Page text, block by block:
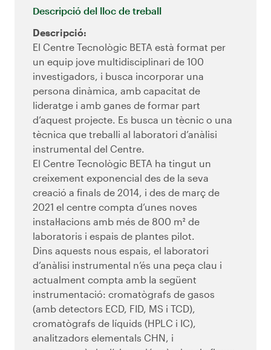
Descripció del lloc de treball
Descripció:
El Centre Tecnològic BETA està format per
un equip jove multidisciplinari de 100
investigadors, i busca incorporar una
persona dinàmica, amb capacitat de
lideratge i amb ganes de formar part
d’aquest projecte. Es busca un tècnic o una
tècnica que treballi al laboratori d’anàlisi
instrumental del Centre.
El Centre Tecnològic BETA ha tingut un
creixement exponencial des de la seva
creació a finals de 2014, i des de març de
2021 el centre compta d’unes noves
instal·lacions amb més de 800 m² de
laboratoris i espais de plantes pilot.
Dins aquests nous espais, el laboratori
d’anàlisi instrumental n’és una peça clau i
actualment compta amb la següent
instrumentació: cromatògrafs de gasos
(amb detectors ECD, FID, MS i TCD),
cromatògrafs de líquids (HPLC i IC),
analitzadors elementals CHN, i